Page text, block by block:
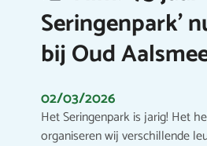
Seringenpark’
bij Oud
02/03/2026
Het Seringenpark is jarig! Het
organiseren wij verschillende